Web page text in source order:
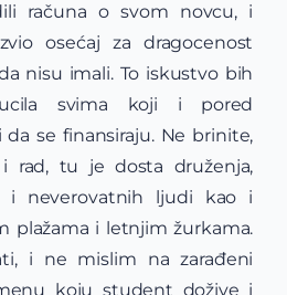
računa o svom novcu, i
osećaj za dragocenost
nisu imali. To iskustvo bih
svima koji i pored
se finansiraju. Ne brinite,
rad, tu je dosta druženja,
i neverovatnih ljudi kao i
plažama i letnjim žurkama.
i ne mislim na zarađeni
koju student dožive i